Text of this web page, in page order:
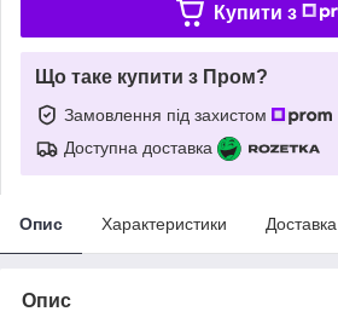
Купити з
Що таке купити з Пром?
Замовлення під захистом
Доступна доставка
Опис Характеристики Доставка
Опис